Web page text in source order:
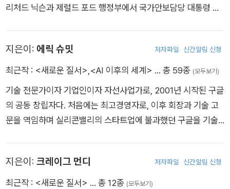
리처드 닉슨과 제럴드 포드 행정부에서 국가안보담당 대통령 보
정 운영과 국제관계에 큰 영향을 미친 저작을 여럿 남겼다. 최근
에는 『헨리 키신저 리더십』 그리고 에릭 슈밋과 대니얼 허튼로커
마감할 때까지 미 대통령들 및 세계 지도자들과 정책입안가들의
조언자로 쉼 없이 활동했다.
지은이: 에릭 슈밋 저자파일 신간알림 신청
최근작 : <새로운 질서>,<AI 이후의 세계> … 총 59종 (모두보기)
기술 전문가이자 기업인이자 자선사업가로, 2001년 시작된 구글
의 공동 창립자다. 처음에는 최고경영자로, 이후 회장과 기술 고
문을 역임하며 실리콘밸리의 스타트업에 불과했던 구글을 기술
별경쟁연구프로젝트(Special Competitive Studies Project)
를 출범시켰다. 최근에는 아내 웬디와 자연 세계에 대한 인간의
지은이: 크레이그 먼디 저자파일 신간알림 신청
최근작 : <새로운 질서> … 총 12종 (모두보기)